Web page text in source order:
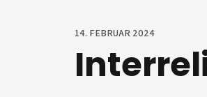
14. FEBRUAR 2024